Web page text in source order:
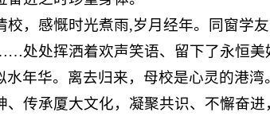
，感慨时光煮雨,岁月经年。同窗学
处处挥洒着欢声笑语、留下了永恒美
年华。离去归来，母校是心灵的港湾
传承厦大文化，凝聚共识、不懈奋进